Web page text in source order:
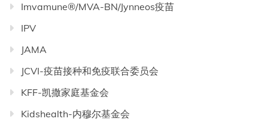
Imvamune®/MVA-BN/Jynneos疫苗
IPV
JAMA
JCVI-疫苗接种和免疫联合委员会
KFF-凯撒家庭基金会
Kidshealth-内穆尔基金会